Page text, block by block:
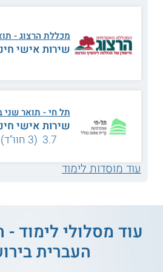
מבוא לטכנולוגיה
חינוכית
בחינוך
תפקידו של המורה
שליטה עצמית אצל
מכללת הרצוג -
שירות אישי
תל חי - תואר שני
שירות אישי
3.7 (3 חוו"ד)
עוד מוסדות לימוד
עוד מסלולי לימוד -
העברית